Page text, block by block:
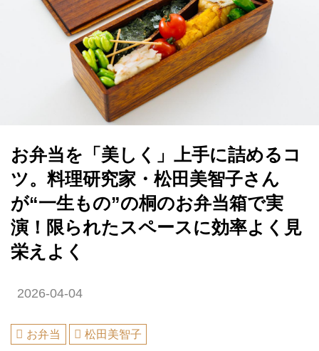
お弁当を「美しく」上手に詰めるコ
ツ。料理研究家・松田美智子さん
が“一生もの”の桐のお弁当箱で実
演！限られたスペースに効率よく見
栄えよく
2026-04-04
お弁当 松田美智子